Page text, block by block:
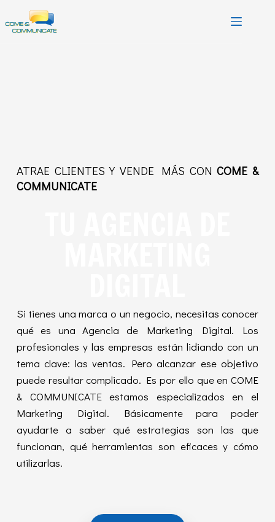
contenido
ATRAE CLIENTES Y VENDE MÁS CON COME &
COMMUNICATE
Si tienes una marca o un negocio, necesitas conocer
qué es una Agencia de Marketing Digital. Los
profesionales y las empresas están lidiando con un
tema clave: las ventas. Pero alcanzar ese objetivo
puede resultar complicado. Es por ello que en COME
& COMMUNICATE estamos especializados en el
Marketing Digital. Básicamente para poder
ayudarte a saber qué estrategias son las que
funcionan, qué herramientas son eficaces y cómo
utilizarlas.